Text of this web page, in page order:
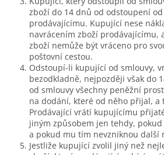
zboží do 14 dnů od odstoupení
prodávajícímu. Kupující nese
navrácením zboží prodávajícímu,
zboží nemůže být vráceno pro
poštovní cestou.
Odstoupí-li kupující od smlouvy,
bezodkladně, nejpozději však do
od smlouvy všechny peněžní
na dodání, které od něho přijal, a
Prodávající vrátí kupujícímu
jiným způsobem jen tehdy,
a pokud mu tím nevzniknou další
Jestliže kupující zvolil jiný než